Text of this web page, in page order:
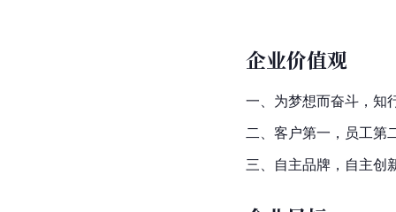
企业价值观
一、为梦想而奋斗，知
二、客户第一，员工第
三、自主品牌，自主创